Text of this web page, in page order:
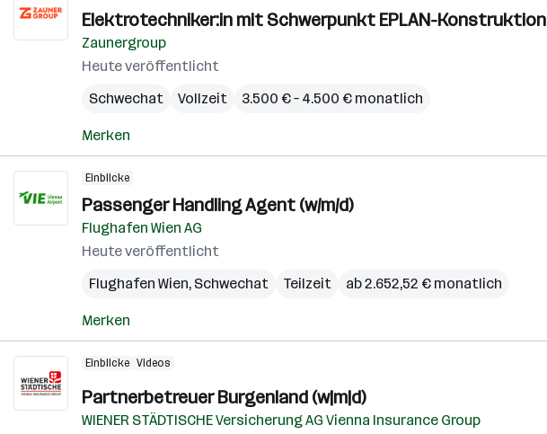
Elektrotechniker:in mit Schwerpunkt EPLAN-Konstruktion
Zaunergroup
Heute veröffentlicht
Schwechat
Vollzeit 3.500 € – 4.500 € monatlich
Merken
Einblicke
Passenger Handling Agent (w/m/d)
Flughafen Wien AG
Heute veröffentlicht
Flughafen Wien, Schwechat Teilzeit ab 2.652,52 € monatlich
Merken
Einblicke Videos
Partnerbetreuer Burgenland (w|m|d)
WIENER STÄDTISCHE Versicherung AG Vienna Insurance Group